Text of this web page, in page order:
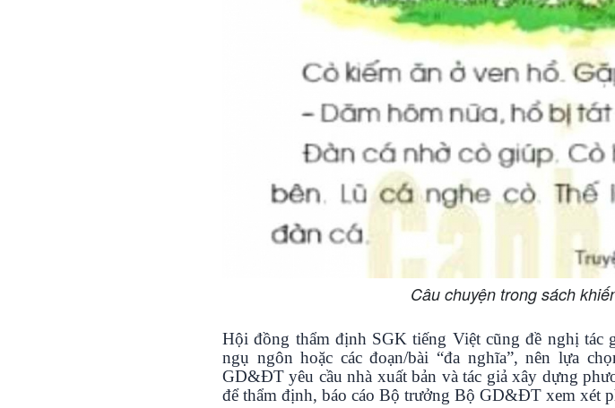
Câu chuyện trong sách
Hội đồng thẩm định SGK tiếng Việt cũng đề nghị tác
ngụ ngôn hoặc các đoạn/bài “đa nghĩa”, nên lựa
GD&ĐT yêu cầu nhà xuất bản và tác giả xây dựng
để thẩm định, báo cáo Bộ trưởng Bộ GD&ĐT xem xét